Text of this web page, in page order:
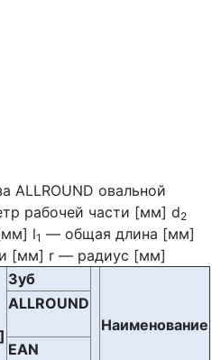
ALLROUND овальной
рабочей части [мм] d2
l1 — общая длина [мм]
[мм] r — радиус [мм]
Зуб
Наименование
ALLROUND
EAN